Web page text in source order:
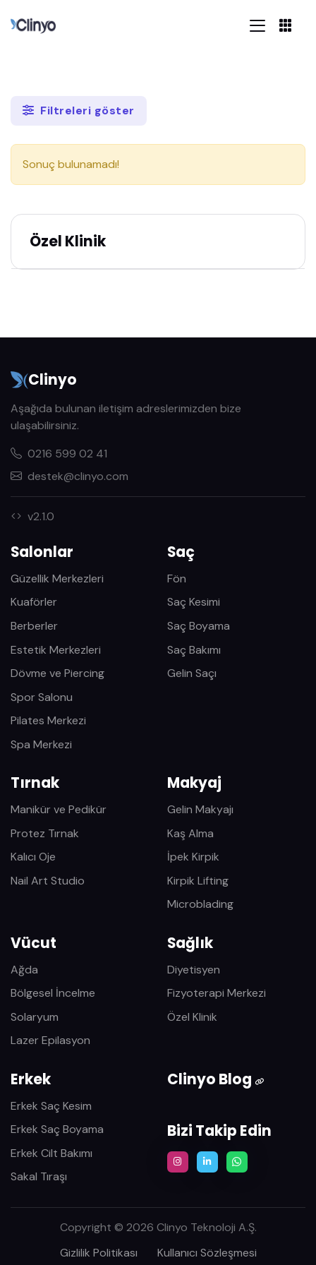
Filtreleri göster
Sonuç bulunamadı!
Özel Klinik
Clinyo
Aşağıda bulunan iletişim adreslerimizden bize
ulaşabilirsiniz.
0216 599 02 41
destek@clinyo.com
v2.1.0
Salonlar
Güzellik Merkezleri
Kuaförler
Berberler
Estetik Merkezleri
Dövme ve Piercing
Spor Salonu
Pilates Merkezi
Spa Merkezi
Saç
Fön
Saç Kesimi
Saç Boyama
Saç Bakımı
Gelin Saçı
Tırnak
Manikür ve Pedikür
Protez Tırnak
Kalıcı Oje
Nail Art Studio
Makyaj
Gelin Makyajı
Kaş Alma
İpek Kirpik
Kirpik Lifting
Microblading
Vücut
Ağda
Bölgesel İncelme
Solaryum
Lazer Epilasyon
Sağlık
Diyetisyen
Fizyoterapi Merkezi
Özel Klinik
Erkek
Erkek Saç Kesim
Erkek Saç Boyama
Erkek Cilt Bakımı
Sakal Tıraşı
Clinyo Blog
Bizi Takip Edin
Copyright © 2026 Clinyo Teknoloji A.Ş.
Gizlilik Politikası
Kullanıcı Sözleşmesi